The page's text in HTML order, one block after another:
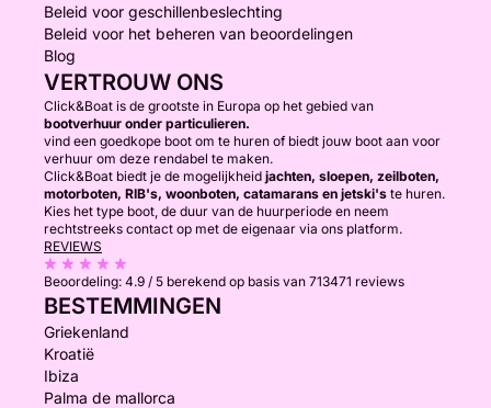
Beleid voor geschillenbeslechting
Beleid voor het beheren van beoordelingen
Blog
VERTROUW ONS
Click&Boat is de grootste in Europa op het gebied van
bootverhuur onder particulieren.
vind een goedkope boot om te huren of biedt jouw boot aan voor
verhuur om deze rendabel te maken.
Click&Boat biedt je de mogelijkheid jachten, sloepen, zeilboten,
motorboten, RIB's, woonboten, catamarans en jetski's te huren.
Kies het type boot, de duur van de huurperiode en neem
rechtstreeks contact op met de eigenaar via ons platform.
REVIEWS
Beoordeling: 4.9 / 5 berekend op basis van 713471 reviews
BESTEMMINGEN
Griekenland
Kroatië
Ibiza
Palma de mallorca